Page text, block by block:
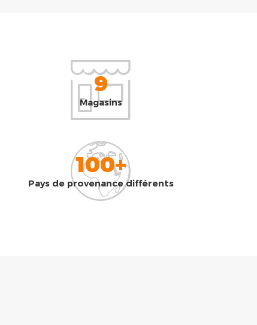
9
Magasins
100+
Pays de provenance différents